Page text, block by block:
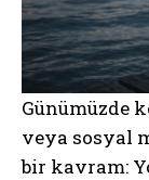
Günümüzde
veya sosyal
bir kavram: